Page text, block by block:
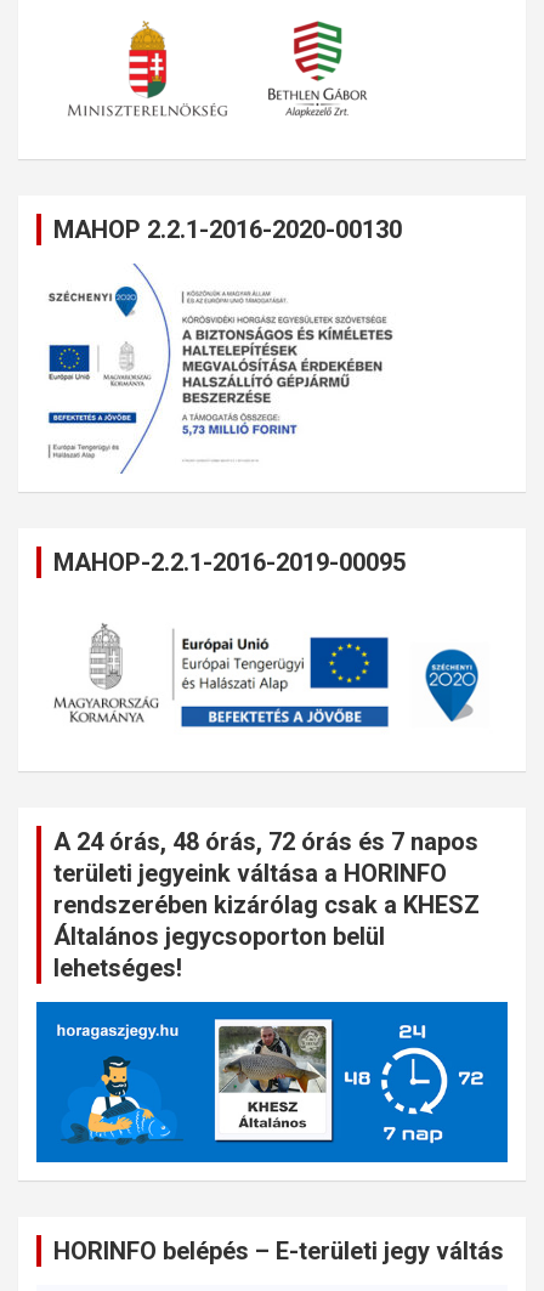
MAHOP 2.2.1-2016-2020-00130
MAHOP-2.2.1-2016-2019-00095
A 24 órás, 48 órás, 72 órás és 7 napos
területi jegyeink váltása a HORINFO
rendszerében kizárólag csak a KHESZ
Általános jegycsoporton belül
lehetséges!
HORINFO belépés – E-területi jegy váltás